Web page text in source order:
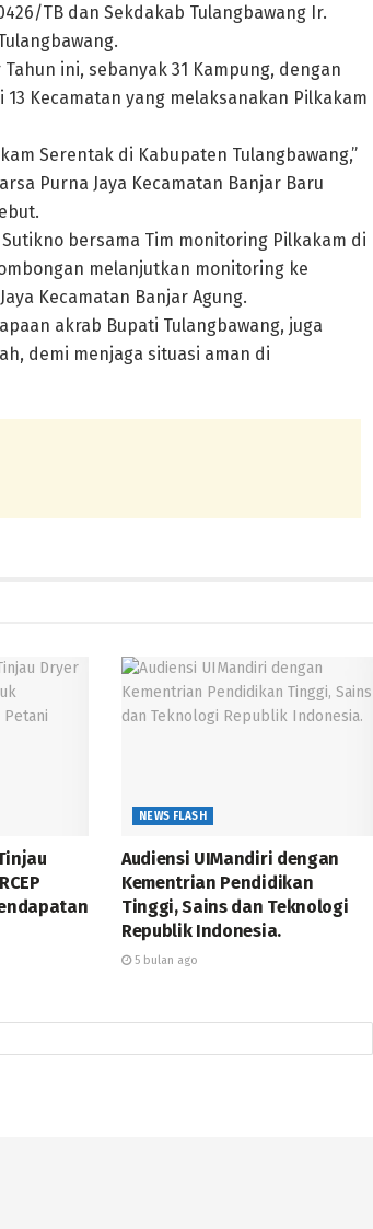
TB dan Sekdakab Tulangbawang Ir.
ini, sebanyak 31 Kampung, dengan
Kecamatan yang melaksanakan Pilkakam
Serentak di Kabupaten Tulangbawang,”
Purna Jaya Kecamatan Banjar Baru
bersama Tim monitoring Pilkakam di
melanjutkan monitoring ke
Kecamatan Banjar Agung.
akrab Bupati Tulangbawang, juga
demi menjaga situasi aman di
NEWS FLASH
Audiensi UIMandiri dengan
Kementrian Pendidikan
Tinggi, Sains dan Teknologi
Republik Indonesia.
5 bulan ago